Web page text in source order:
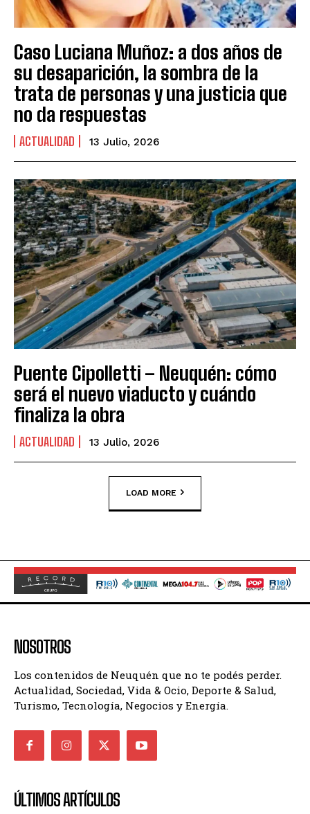
Caso Luciana Muñoz: a dos años de
su desaparición, la sombra de la
trata de personas y una justicia que
no da respuestas
ACTUALIDAD 13 Julio, 2026
Puente Cipolletti – Neuquén: cómo
será el nuevo viaducto y cuándo
finaliza la obra
ACTUALIDAD 13 Julio, 2026
LOAD MORE
NOSOTROS
Los contenidos de Neuquén que no te podés perder.
Actualidad, Sociedad, Vida & Ocio, Deporte & Salud,
Turismo, Tecnología, Negocios y Energía.
ÚLTIMOS ARTÍCULOS